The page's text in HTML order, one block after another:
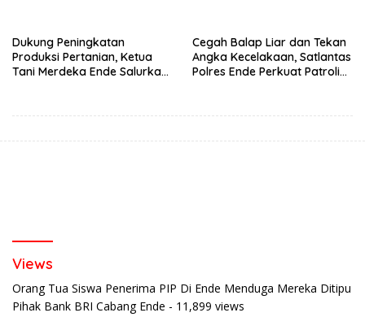
Dukung Peningkatan
Produksi Pertanian, Ketua
Tani Merdeka Ende Salurkan
Cegah Balap Liar dan Tekan
Angka Kecelakaan, Satlantas
Polres Ende Perkuat Patroli
Views
Orang Tua Siswa Penerima PIP Di Ende Menduga Mereka Ditipu
Pihak Bank BRI Cabang Ende - 11,899 views